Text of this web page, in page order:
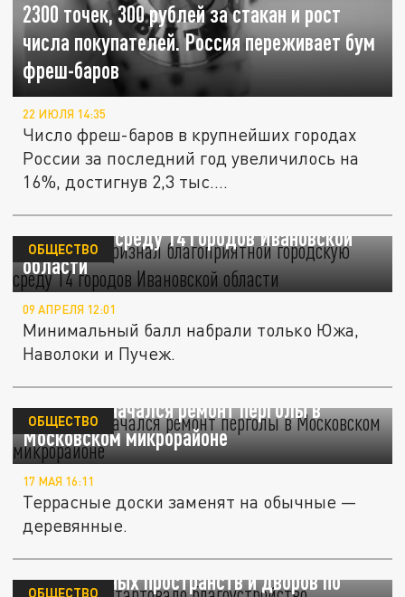
2300 точек, 300 рублей за стакан и рост
числа покупателей. Россия переживает бум
фреш-баров
22 ИЮЛЯ 14:35
Число фреш-баров в крупнейших городах
России за последний год увеличилось на
16%, достигнув 2,3 тыс....
Минстрой признал благоприятной
городскую среду 14 городов Ивановской
области
ОБЩЕСТВО
09 АПРЕЛЯ 12:01
Минимальный балл набрали только Южа,
Наволоки и Пучеж.
В Иванове начался ремонт перголы в
Московском микрорайоне
ОБЩЕСТВО
17 МАЯ 16:11
Террасные доски заменят на обычные —
деревянные.
В Кузбассе стартовало благоустройство
общественных пространств и дворов по
ОБЩЕСТВО